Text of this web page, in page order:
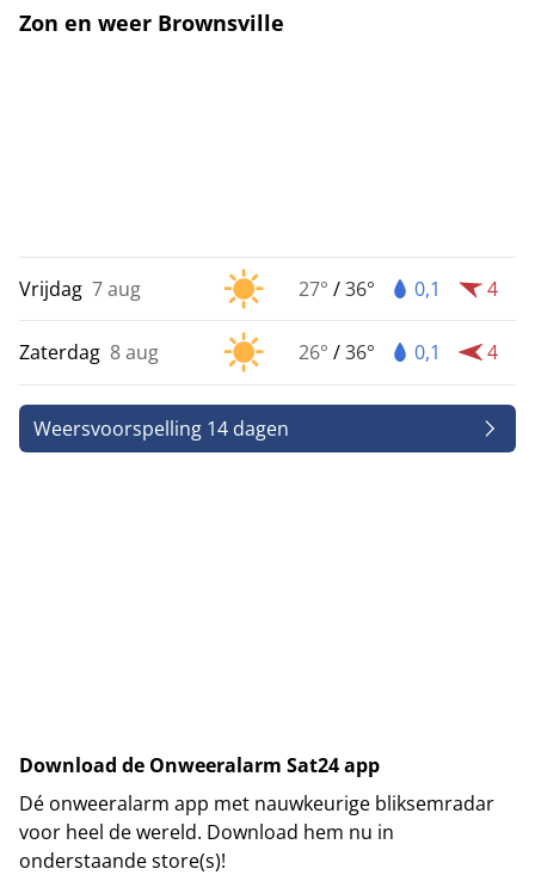
Zon en weer Brownsville
Vrijdag 7 aug 27° /36° 0,1 4
Zaterdag 8 aug 26° /36° 0,1 4
Weersvoorspelling 14 dagen
Download de Onweeralarm Sat24 app
Dé onweeralarm app met nauwkeurige bliksemradar
voor heel de wereld. Download hem nu in
onderstaande store(s)!